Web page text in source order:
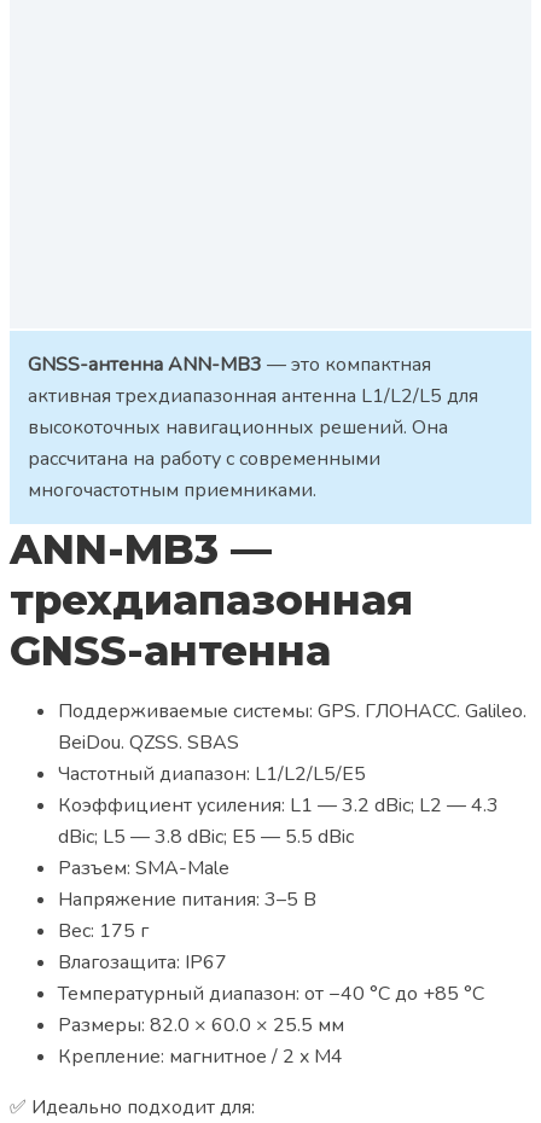
GNSS-антенна ANN-MB3 — это компактная
активная трехдиапазонная антенна L1/L2/L5 для
высокоточных навигационных решений. Она
рассчитана на работу с современными
многочастотным приемниками.
ANN-MB3 —
трехдиапазонная
GNSS-антенна
Поддерживаемые системы: GPS. ГЛОНАСС. Galileo.
BeiDou. QZSS. SBAS
Частотный диапазон: L1/L2/L5/E5
Коэффициент усиления: L1 — 3.2 dBic; L2 — 4.3
dBic; L5 — 3.8 dBic; E5 — 5.5 dBic
Разъем: SMA-Male
Напряжение питания: 3–5 В
Вес: 175 г
Влагозащита: IP67
Температурный диапазон: от −40 °C до +85 °C
Размеры: 82.0 × 60.0 × 25.5 мм
Крепление: магнитное / 2 x M4
✅ Идеально подходит для: